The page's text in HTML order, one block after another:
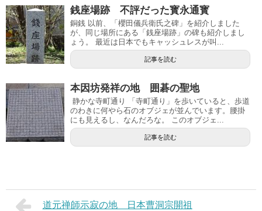
銭座場跡 不評だった寳永通寳
銅銭 以前、「櫻田儀兵衛氏之碑」を紹介しました
が、同じ場所にある「銭座場跡」の碑も紹介しまし
ょう。 最近は日本でもキャッシュレスが叫...
記事を読む
本因坊発祥の地 囲碁の聖地
静かな寺町通り 「寺町通り」を歩いていると、歩道
のわきに何やら石のオブジェが並んでいます。腰掛
にも見えるし、なんだろな。 このオブジェ...
記事を読む
道元禅師示寂の地 日本曹洞宗開祖